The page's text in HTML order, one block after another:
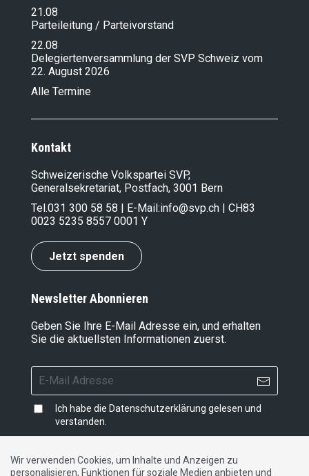
21.08
Parteileitung / Parteivorstand
22.08
Delegiertenversammlung der SVP Schweiz vom
22. August 2026
Alle Termine
Kontakt
Schweizerische Volkspartei SVP,
Generalsekretariat, Postfach, 3001 Bern
Tel.031 300 58 58 | E-Mail:info@svp.ch | CH83
0023 5235 8557 0001 Y
Jetzt spenden
Newsletter Abonnieren
Geben Sie Ihre E-Mail Adresse ein, und erhalten
Sie die aktuellsten Informationen zuerst.
Ich habe die Datenschutzerklärung gelesen und
verstanden.
Wir verwenden Cookies, um Inhalte und Anzeigen zu
personalisieren, Funktionen für soziale Medien anbieten und